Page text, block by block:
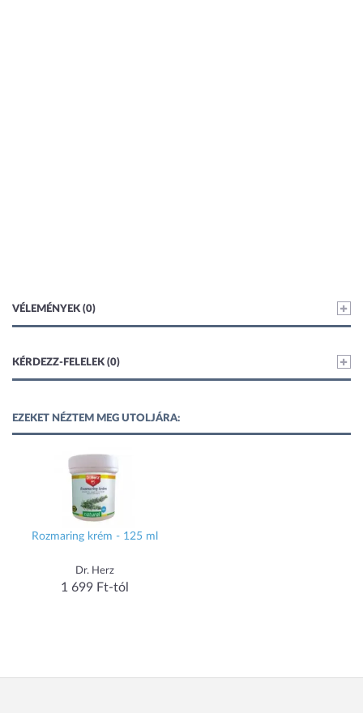
VÉLEMÉNYEK (0)
KÉRDEZZ-FELELEK (0)
EZEKET NÉZTEM MEG UTOLJÁRA:
Rozmaring krém - 125 ml
Dr. Herz
1 699 Ft-tól